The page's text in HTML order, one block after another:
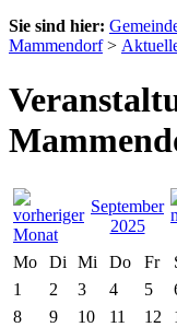
Sie sind hier:
Mammendorf>
September
2025
Mo
Di Mi Do Fr
1
2 3 4 5
8
9 10 11 12